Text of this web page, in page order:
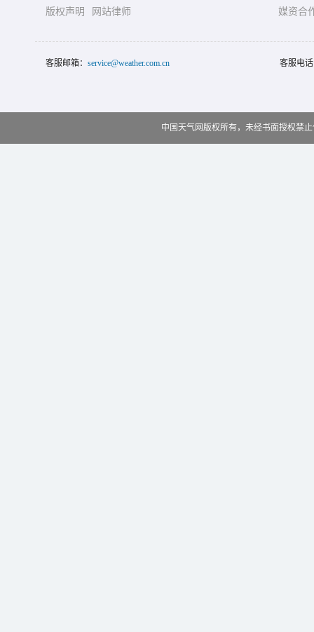
版权声明
网站律师
媒资合
客服邮箱： service@weather.com.cn 客服电
中国天气网版权所有，未经书面授权